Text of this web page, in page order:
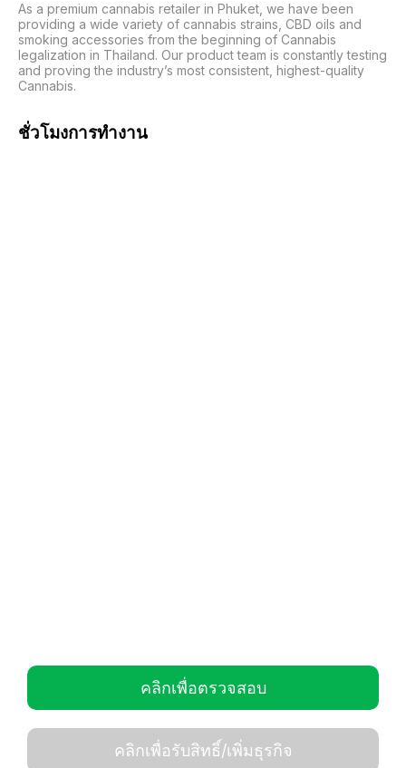
As a premium cannabis retailer in Phuket, we have been
providing a wide variety of cannabis strains, CBD oils and
smoking accessories from the beginning of Cannabis
legalization in Thailand. Our product team is constantly testing
and proving the industry’s most consistent, highest-quality
Cannabis.
ชั่วโมงการทำงาน
คลิกเพื่อตรวจสอบ
คลิกเพื่อรับสิทธิ์/เพิ่มธุรกิจ